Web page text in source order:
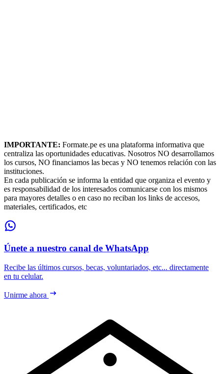
IMPORTANTE: Formate.pe es una plataforma informativa que
centraliza las oportunidades educativas. Nosotros NO desarrollamos
los cursos, NO financiamos las becas y NO tenemos relación con las
instituciones.
En cada publicación se informa la entidad que organiza el evento y
es responsabilidad de los interesados comunicarse con los mismos
para mayores detalles o en caso no reciban los links de accesos,
materiales, certificados, etc
Únete a nuestro canal de WhatsApp
Recibe las últimos cursos, becas, voluntariados, etc... directamente
en tu celular.
Unirme ahora